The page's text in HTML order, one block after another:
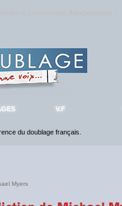
V.F
du doublage français.
Myers